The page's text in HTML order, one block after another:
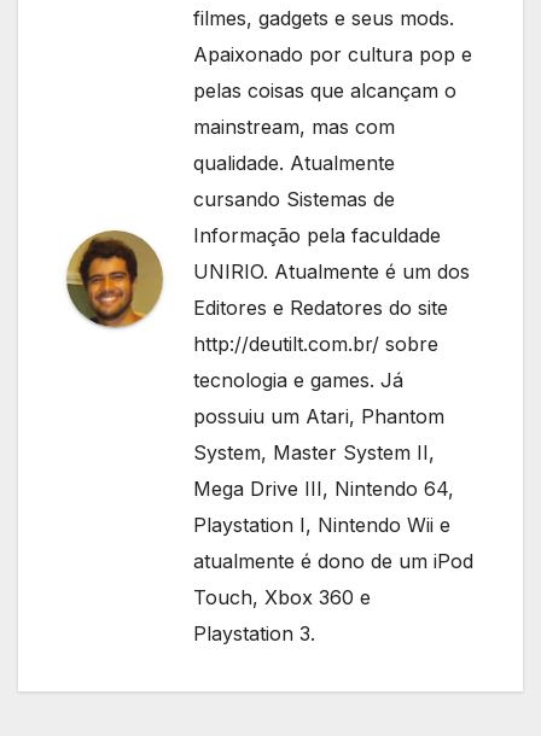
filmes, gadgets e seus mods.
Apaixonado por cultura pop e
pelas coisas que alcançam o
mainstream, mas com
qualidade. Atualmente
cursando Sistemas de
Informação pela faculdade
UNIRIO. Atualmente é um dos
Editores e Redatores do site
http://deutilt.com.br/ sobre
tecnologia e games. Já
possuiu um Atari, Phantom
System, Master System II,
Mega Drive III, Nintendo 64,
Playstation I, Nintendo Wii e
atualmente é dono de um iPod
Touch, Xbox 360 e
Playstation 3.